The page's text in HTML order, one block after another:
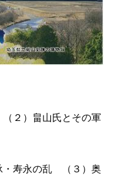
２）畠山氏とその軍
寿永の乱 （３）奥